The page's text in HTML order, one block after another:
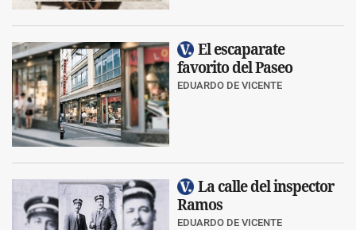
El escaparate
favorito del Paseo
EDUARDO DE VICENTE
La calle del inspector
Ramos
EDUARDO DE VICENTE